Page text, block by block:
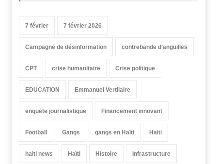
7 février 7 février 2026
Campagne de désinformation contrebande d’anguilles
CPT crise humanitaire Crise politique
EDUCATION Emmanuel Vertilaire
enquête journalistique Financement innovant
Football Gangs gangs en Haïti Haiti
haiti news Haïti Histoire Infrastructure